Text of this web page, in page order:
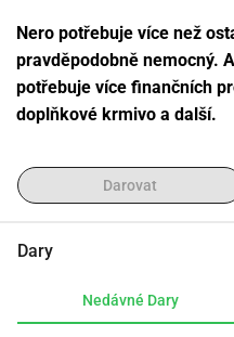
Nero potřebuje více než
pravděpodobně nemocný.
potřebuje více finančních
doplňkové krmivo a další.
Darovat
Dary
Nedávné Dary